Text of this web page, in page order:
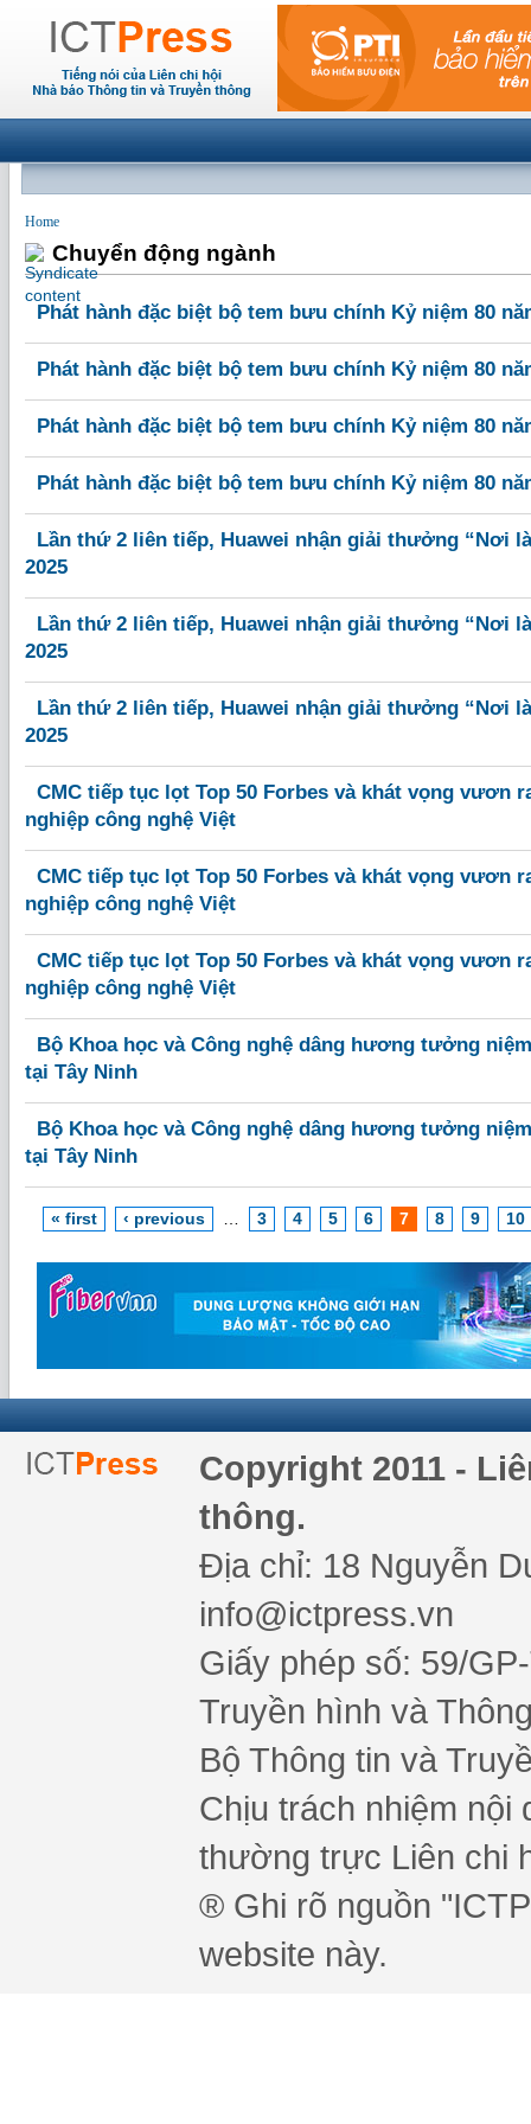
Home
Chuyển động ngành
Phát hành đặc biệt bộ tem bưu chính Kỷ niệm 80
Phát hành đặc biệt bộ tem bưu chính Kỷ niệm 80
Phát hành đặc biệt bộ tem bưu chính Kỷ niệm 80
Phát hành đặc biệt bộ tem bưu chính Kỷ niệm 80
Lần thứ 2 liên tiếp, Huawei nhận giải thưởng “Nơi
2025
Lần thứ 2 liên tiếp, Huawei nhận giải thưởng “Nơi
2025
Lần thứ 2 liên tiếp, Huawei nhận giải thưởng “Nơi
2025
CMC tiếp tục lọt Top 50 Forbes và khát vọng vươn
nghiệp công nghệ Việt
CMC tiếp tục lọt Top 50 Forbes và khát vọng vươn
nghiệp công nghệ Việt
CMC tiếp tục lọt Top 50 Forbes và khát vọng vươn
nghiệp công nghệ Việt
Bộ Khoa học và Công nghệ dâng hương tưởng
tại Tây Ninh
Bộ Khoa học và Công nghệ dâng hương tưởng
tại Tây Ninh
« first ‹ previous 3 4 5 6 7 8 9 10
Copyright 2011 -
thông.
Địa chỉ: 18 Nguyễn
info@ictpress.vn
Giấy phép số: 59/
Truyền hình và
Bộ Thông tin và
Chịu trách nhiệm nội
thường trực Liên chi
® Ghi rõ nguồn
website này.